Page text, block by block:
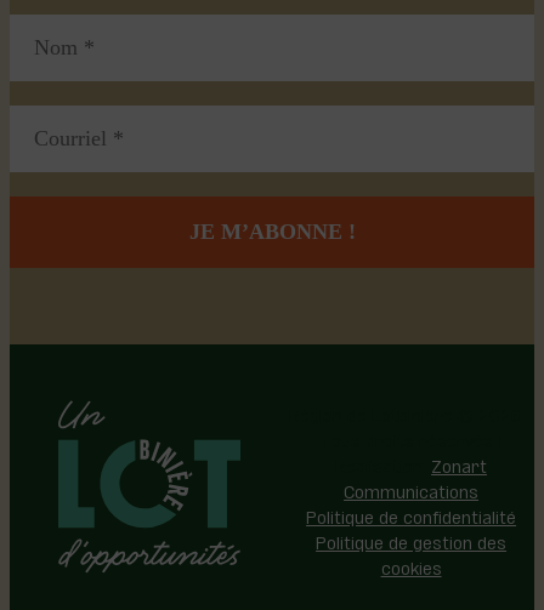
Zonart
Communications
Politique de confidentialité
Politique de gestion des
cookies